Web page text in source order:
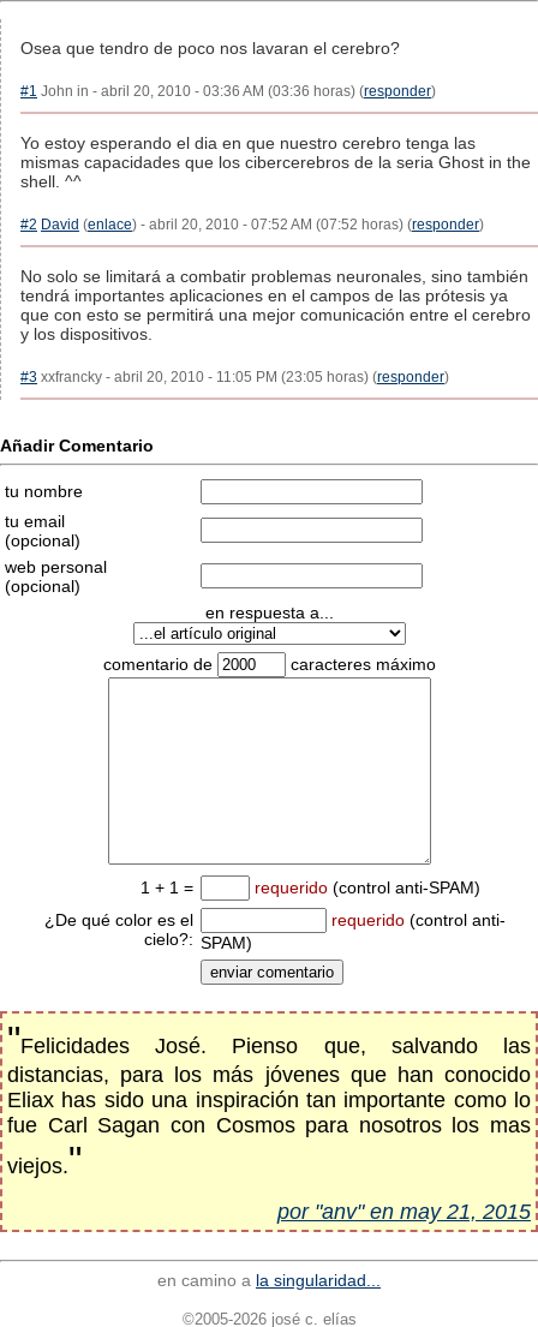
Osea que tendro de poco nos lavaran el cerebro?
#1 John in - abril 20, 2010 - 03:36 AM (03:36 horas) (responder)
Yo estoy esperando el dia en que nuestro cerebro tenga las
mismas capacidades que los cibercerebros de la seria Ghost in the
shell. ^^
#2 David (enlace) - abril 20, 2010 - 07:52 AM (07:52 horas) (responder)
No solo se limitará a combatir problemas neuronales, sino también
tendrá importantes aplicaciones en el campos de las prótesis ya
que con esto se permitirá una mejor comunicación entre el cerebro
y los dispositivos.
#3 xxfrancky - abril 20, 2010 - 11:05 PM (23:05 horas) (responder)
Añadir Comentario
tu nombre
tu email
(opcional)
web personal
(opcional)
en respuesta a...
comentario de caracteres máximo
1 + 1 = requerido (control anti-SPAM)
¿De qué color es el
cielo?:
requerido (control anti-
SPAM)
"Felicidades José. Pienso que, salvando las
distancias, para los más jóvenes que han conocido
Eliax has sido una inspiración tan importante como lo
fue Carl Sagan con Cosmos para nosotros los mas
viejos."
por "anv" en may 21, 2015
en camino a la singularidad...
©2005-2026 josé c. elías